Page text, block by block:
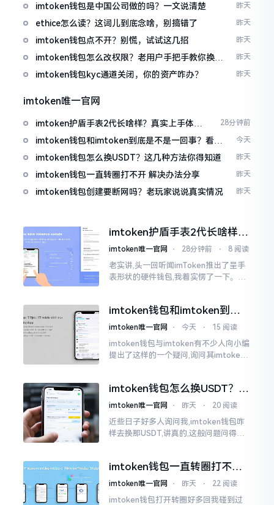
imtoken钱包是中国公司做的吗？一文说清楚 昨天
ethice怎么读？这词儿到底念啥，别搞错了 昨天
imtoken钱包点不开？别慌，试试这几招 昨天
imtoken钱包怎么改权限？老用户手把手教你换主
人
昨天
imtoken钱包kyc通道关闭，你的资产咋办？ 昨天
imtoken唯一官网
imtoken护盾手表2代长啥样？真实上手体验
分享
28分钟前
imtoken钱包和imtoken到底是不是一回事？看完
就懂了
今天
imtoken钱包怎么换USDT？这几种方法你得知道 昨天
imtoken钱包一直转圈打不开 解决办法分享 昨天
imtoken钱包创建要断网吗？老玩家说说真实情况 昨天
imtoken护盾手表2代长啥样？
真实上手体验分享
imtoken唯一官网 ⋅ 28分钟前 ⋅ 8 阅读
老实讲,头一回听闻imToken推出了呈手
表形状的硬件钱包,我着实愣了一下。在c
imtoken钱包和imtoken到底
是不是一回事？看完就懂了
imtoken唯一官网 ⋅ 今天 ⋅ 15 阅读
imtoken钱包与imtoken有不少人向小编
提出了这样的一个疑问,询问其imtoken
同一个物品
imtoken钱包怎么换USDT？这
几种方法你得知道
imtoken唯一官网 ⋅ 昨天 ⋅ 20 阅读
近些日子好多人询问我,imtoken钱包咋
样去换那USDT,讲真的,这般问题问得很
imtoken钱包一直转圈打不开
解决办法分享
imtoken唯一官网 ⋅ 昨天 ⋅ 22 阅读
imtoken钱包打开转圈好多回我碰到过